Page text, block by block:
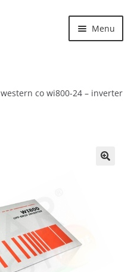
Menu
western co wi800-24 – inverter